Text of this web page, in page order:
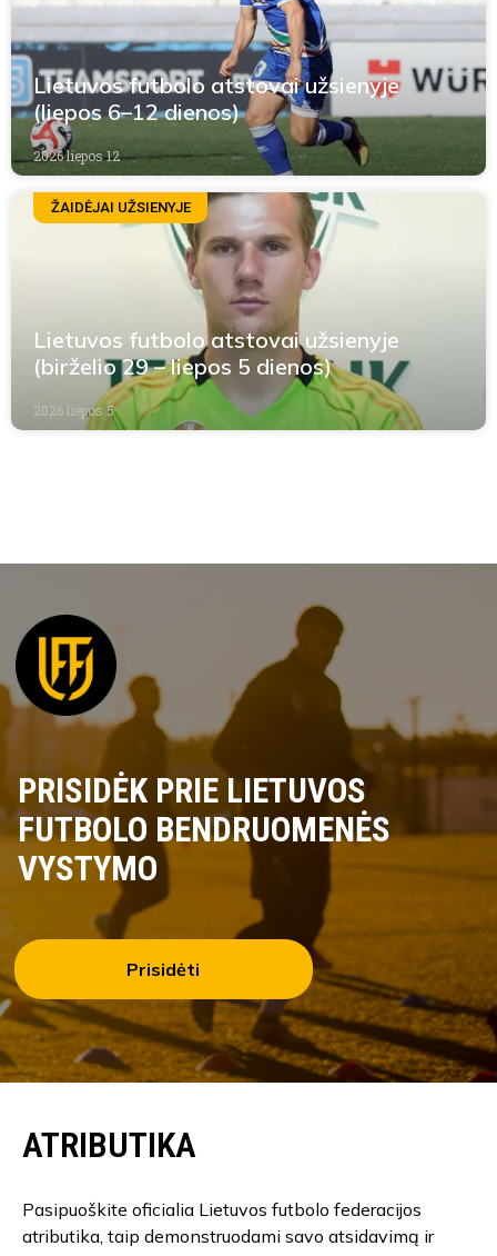
Lietuvos futbolo atstovai užsienyje
(liepos 6–12 dienos)
2026 liepos 12
ŽAIDĖJAI UŽSIENYJE
Lietuvos futbolo atstovai užsienyje
(birželio 29 – liepos 5 dienos)
2026 liepos 5
PRISIDĖK PRIE LIETUVOS
FUTBOLO BENDRUOMENĖS
VYSTYMO
Prisidėti
ATRIBUTIKA
Pasipuoškite oficialia Lietuvos futbolo federacijos
atributika, taip demonstruodami savo atsidavimą ir